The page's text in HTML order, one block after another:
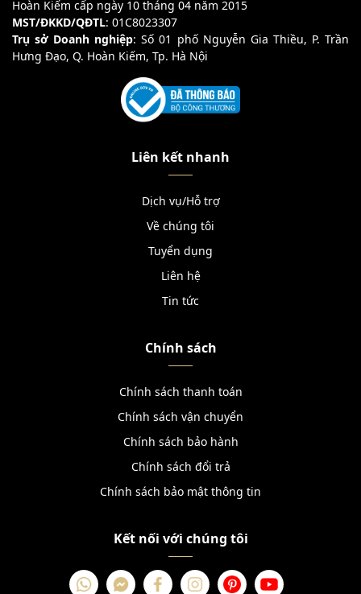
Hoàn Kiếm cấp ngày 10 tháng 04 năm 2015
MST/ĐKKD/QĐTL: 01C8023307
Trụ sở Doanh nghiệp: Số 01 phố Nguyễn Gia Thiều, P. Trần
Hưng Đạo, Q. Hoàn Kiếm, Tp. Hà Nội
Liên kết nhanh
Dịch vụ/Hỗ trợ
Về chúng tôi
Tuyển dụng
Liên hệ
Tin tức
Chính sách
Chính sách thanh toán
Chính sách vận chuyển
Chính sách bảo hành
Chính sách đổi trả
Chính sách bảo mật thông tin
Kết nối với chúng tôi